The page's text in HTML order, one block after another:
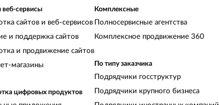
веб-сервисы
сайтов и веб-сервисов
и поддержка сайтов
и продвижение сайтов
магазины
цифровых продуктов
Комплексные
Полносервисные агентства
Комплексное продвижение 360
По типу заказчика
Подрядчики госструктур
Подрядчики крупного бизнеса